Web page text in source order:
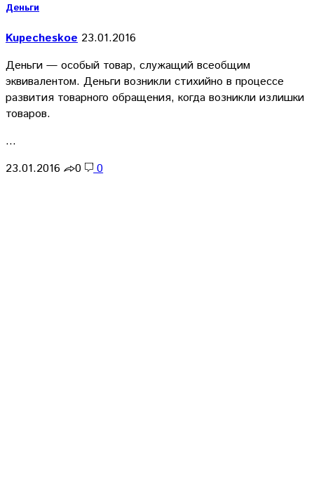
Деньги
Kupecheskoe 23.01.2016
Деньги — особый товар, служащий всеобщим
эквивалентом. Деньги возникли стихийно в процессе
развития товарного обращения, когда возникли излишки
товаров.
…
23.01.2016
0 0